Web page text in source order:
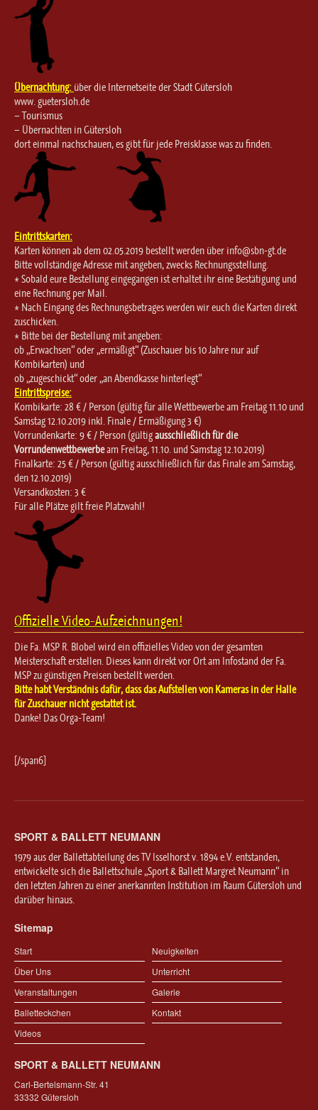
Übernachtung: über die Internetseite der Stadt Gütersloh
www. guetersloh.de
– Tourismus
– Übernachten in Gütersloh
dort einmal nachschauen, es gibt für jede Preisklasse was zu finden.
Eintrittskarten:
Karten können ab dem 02.05.2019 bestellt werden über info@sbn-gt.de
Bitte vollständige Adresse mit angeben, zwecks Rechnungsstellung.
* Sobald eure Bestellung eingegangen ist erhaltet ihr eine Bestätigung und
eine Rechnung per Mail.
* Nach Eingang des Rechnungsbetrages werden wir euch die Karten direkt
zuschicken.
* Bitte bei der Bestellung mit angeben:
ob „Erwachsen“ oder „ermäßigt“ (Zuschauer bis 10 Jahre nur auf
Kombikarten) und
ob „zugeschickt“ oder „an Abendkasse hinterlegt“
Eintrittspreise:
Kombikarte: 28 € / Person (gültig für alle Wettbewerbe am Freitag 11.10 und
Samstag 12.10.2019 inkl. Finale / Ermäßigung 3 €)
Vorrundenkarte: 9 € / Person (gültigausschließlich für die
Vorrundenwettbewerbeam Freitag, 11.10. und Samstag 12.10.2019)
Finalkarte: 25 € / Person (gültig ausschließlich für das Finale am Samstag,
den 12.10.2019)
Versandkosten: 3 €
Für alle Plätze gilt freie Platzwahl!
Offizielle Video-Aufzeichnungen!
Die Fa. MSP R. Blobel wird ein offizielles Video von der gesamten
Meisterschaft erstellen. Dieses kann direkt vor Ort am Infostand der Fa.
MSP zu günstigen Preisen bestellt werden.
Bitte habt Verständnis dafür, dass das Aufstellen von Kameras in der Halle
für Zuschauer nicht gestattet ist.
Danke! Das Orga-Team!
[/span6]
SPORT & BALLETT NEUMANN
1979 aus der Ballettabteilung des TV Isselhorst v. 1894 e.V. entstanden,
entwickelte sich die Ballettschule „Sport & Ballett Margret Neumann“ in
den letzten Jahren zu einer anerkannten Institution im Raum Gütersloh und
darüber hinaus.
Sitemap
Start
Neuigkeiten
Über Uns
Unterricht
Veranstaltungen
Galerie
Balletteckchen
Kontakt
Videos
SPORT & BALLETT NEUMANN
Carl-Bertelsmann-Str. 41
33332 Gütersloh